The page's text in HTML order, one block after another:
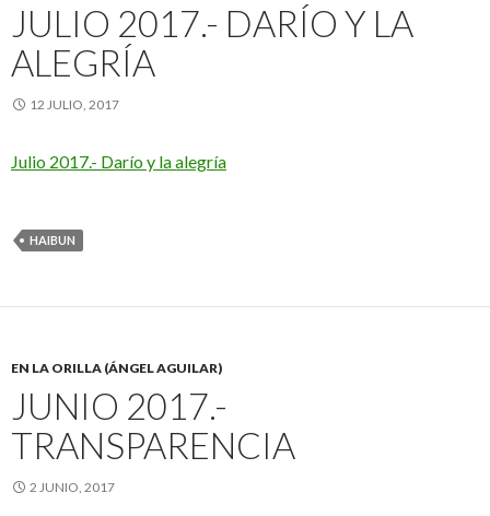
JULIO 2017.- DARÍO Y LA
ALEGRÍA
12 JULIO, 2017
Julio 2017.- Darío y la alegría
HAIBUN
EN LA ORILLA (ÁNGEL AGUILAR)
JUNIO 2017.-
TRANSPARENCIA
2 JUNIO, 2017